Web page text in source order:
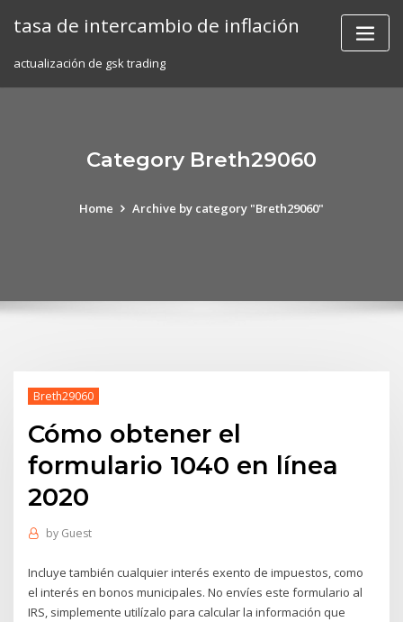
tasa de intercambio de inflación
actualización de gsk trading
Category Breth29060
Home Archive by category "Breth29060"
Breth29060
Cómo obtener el
formulario 1040 en línea
2020
by Guest
Incluye también cualquier interés exento de impuestos, como
el interés en bonos municipales. No envíes este formulario al
IRS, simplemente utilízalo para calcular la información que